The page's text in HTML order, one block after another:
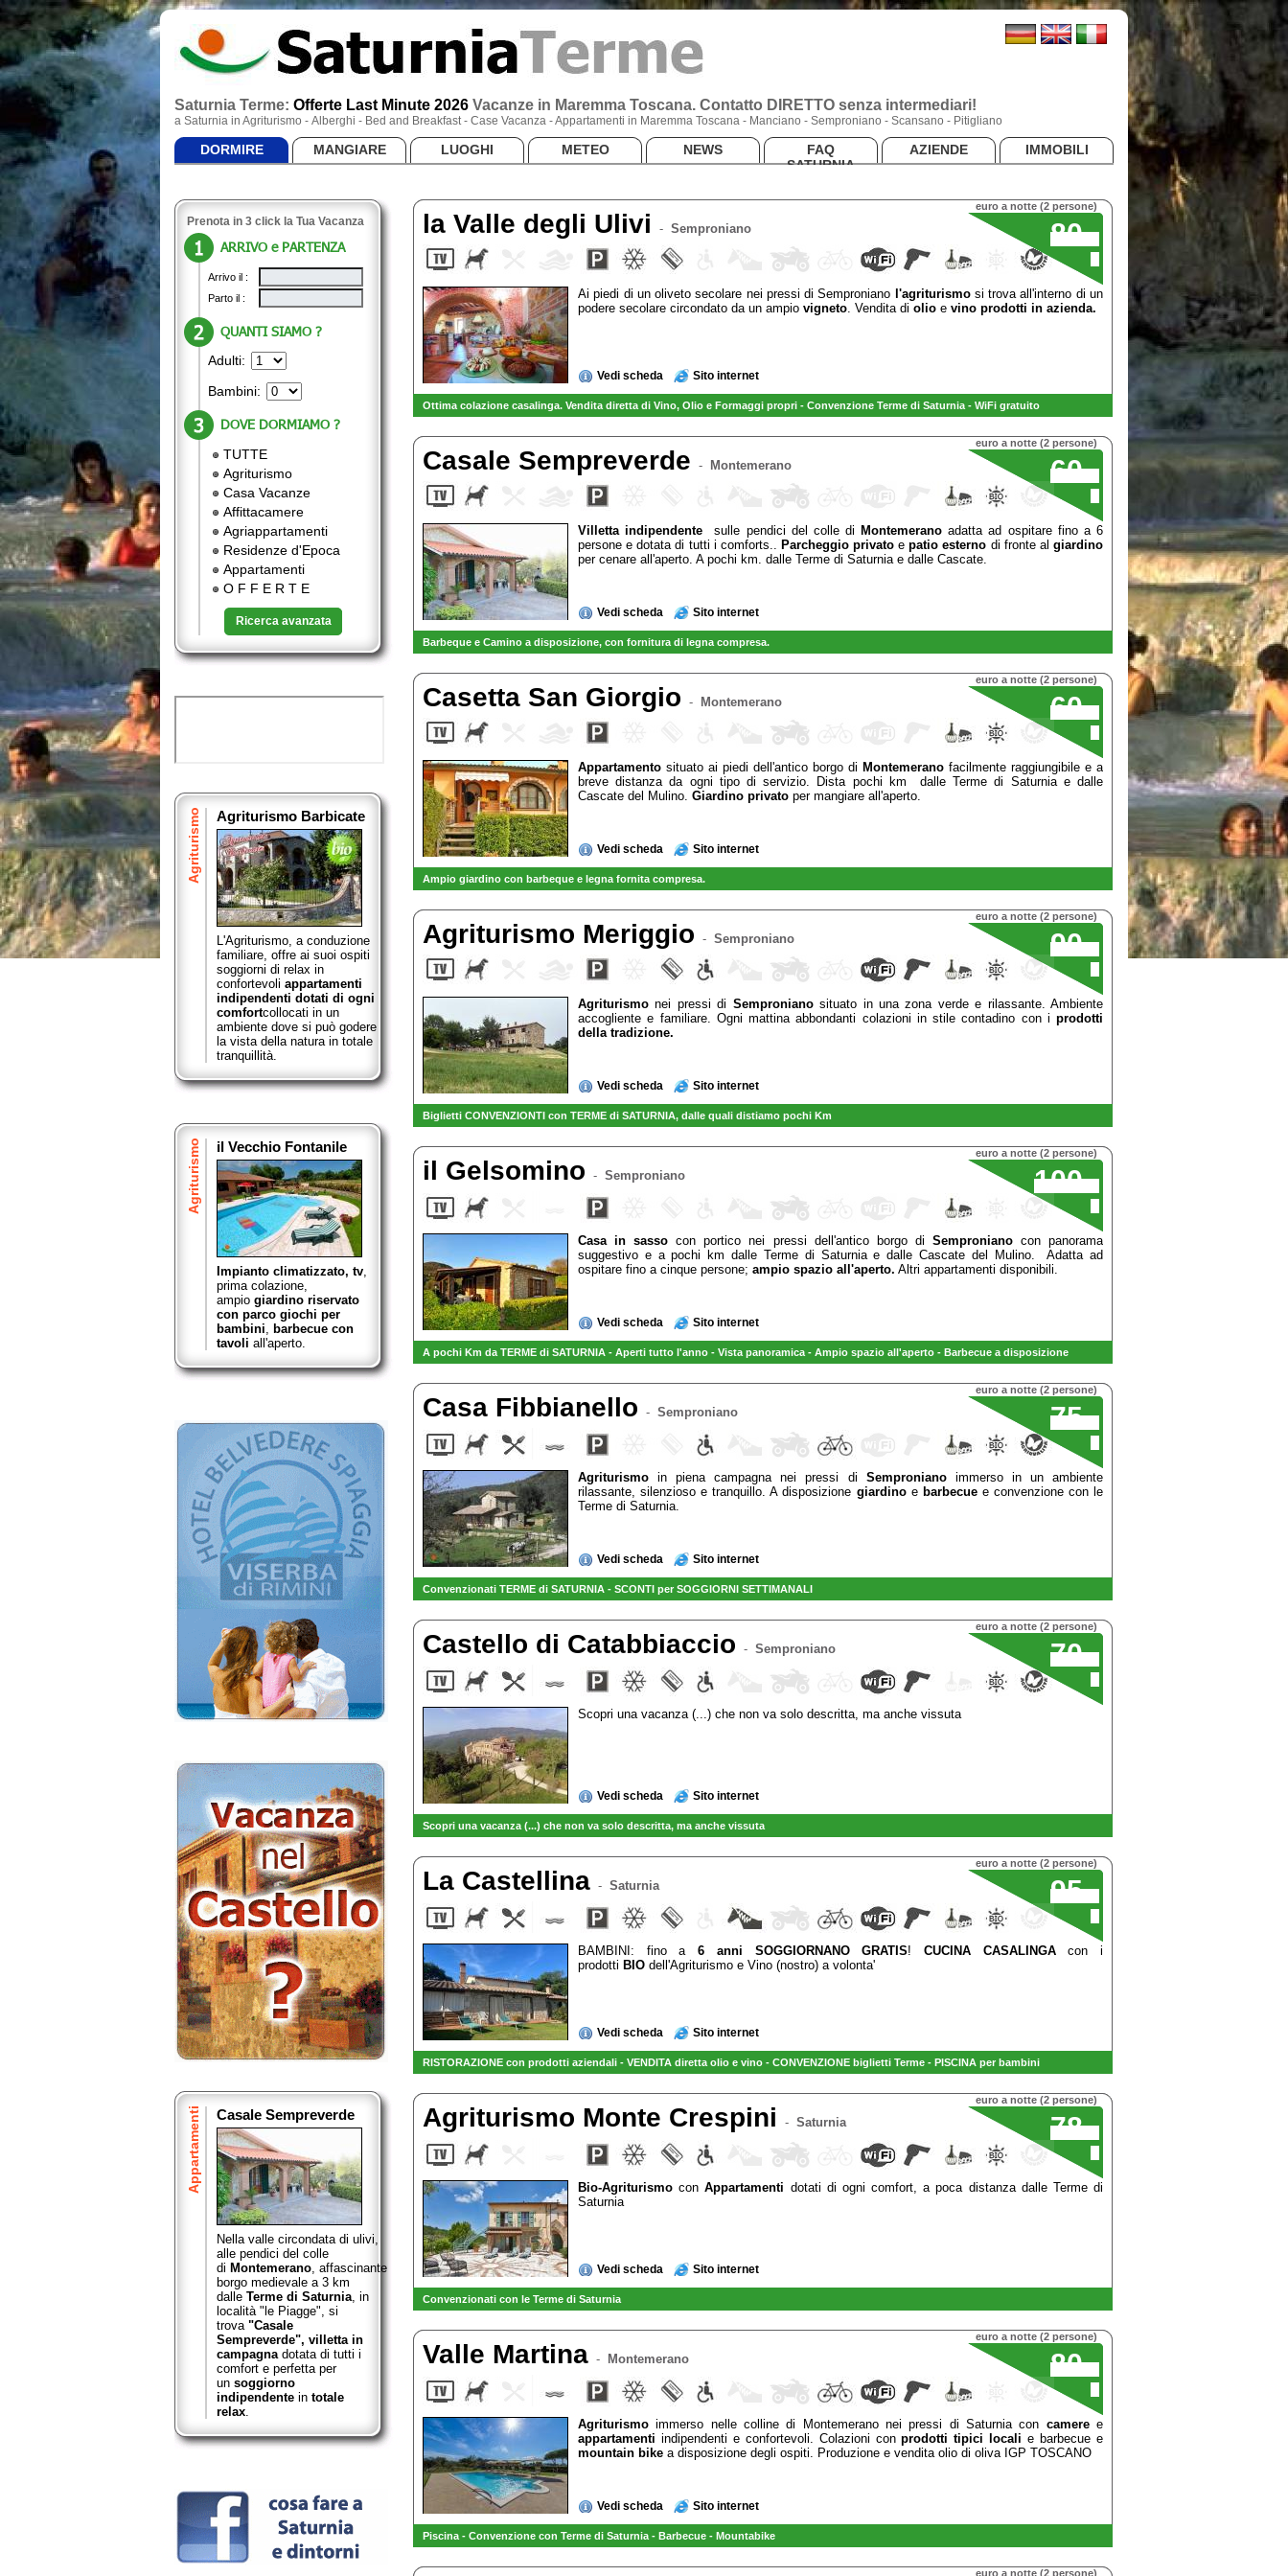
Saturnia Terme: Offerte Last Minute 2026 Vacanze in Maremma Toscana. Contatto DIRETTO senza intermediari!
a Saturnia in Agriturismo - Alberghi - Bed and Breakfast - Case Vacanza - Appartamenti in Maremma Toscana - Manciano - Semproniano - Scansano - Pitigliano
DORMIRE MANGIARE LUOGHI METEO NEWS
FAQ
SATURNIA
AZIENDE IMMOBILI
Prenota in 3 click la Tua Vacanza
ARRIVO e PARTENZA
Arrivo il :
Parto il :
QUANTI SIAMO ?
Adulti:
Bambini:
DOVE DORMIAMO ?
TUTTE
Agriturismo
Casa Vacanze
Affittacamere
Agriappartamenti
Residenze d'Epoca
Appartamenti
O F F E R T E
Ricerca avanzata
Agriturismo Agriturismo Barbicate
L'Agriturismo, a conduzione
familiare, offre ai suoi ospiti
soggiorni di relax in
confortevoli appartamenti
indipendenti dotati di ogni
comfortcollocati in un
ambiente dove si può godere
la vista della natura in totale
tranquillità.
Agriturismo il Vecchio Fontanile
Impianto climatizzato, tv,
prima colazione,
ampio giardino riservato
con parco giochi per
bambini, barbecue con
tavoli all'aperto.
Appartamenti Casale Sempreverde
Nella valle circondata di ulivi,
alle pendici del colle
di Montemerano, affascinante
borgo medievale a 3 km
dalle Terme di Saturnia, in
località "le Piagge", si
trova "Casale
Sempreverde", villetta in
campagna dotata di tutti i
comfort e perfetta per
un soggiorno
indipendente in totale
relax.
80
euro a notte (2 persone)
la Valle degli Ulivi - Semproniano
Ai piedi di un oliveto secolare nei pressi di Semproniano l'agriturismo si trova all'interno di un
podere secolare circondato da un ampio vigneto. Vendita di olio e vino prodotti in azienda.
Vedi scheda Sito internet
Ottima colazione casalinga. Vendita diretta di Vino, Olio e Formaggi propri - Convenzione Terme di Saturnia - WiFi gratuito
60
euro a notte (2 persone)
Casale Sempreverde - Montemerano
Villetta indipendente sulle pendici del colle di Montemerano adatta ad ospitare fino a 6
persone e dotata di tutti i comforts.. Parcheggio privato epatio esterno di fronte algiardino
per cenare all'aperto. A pochi km. dalle Terme di Saturnia e dalle Cascate.
Vedi scheda Sito internet
Barbeque e Camino a disposizione, con fornitura di legna compresa.
60
euro a notte (2 persone)
Casetta San Giorgio - Montemerano
Appartamento situato ai piedi dell'antico borgo di Montemerano facilmente raggiungibile e a
breve distanza da ogni tipo di servizio. Dista pochi km dalle Terme di Saturnia e dalle
Cascate del Mulino. Giardino privato per mangiare all'aperto.
Vedi scheda Sito internet
Ampio giardino con barbeque e legna fornita compresa.
90
euro a notte (2 persone)
Agriturismo Meriggio - Semproniano
Agriturismonei pressi di Sempronianosituato in una zona verde e rilassante. Ambiente
accogliente e familiare. Ogni mattina abbondanti colazioni in stile contadino con i prodotti
della tradizione.
Vedi scheda Sito internet
Biglietti CONVENZIONTI con TERME di SATURNIA, dalle quali distiamo pochi Km
100
euro a notte (2 persone)
il Gelsomino - Semproniano
Casa in sasso con portico nei pressi dell'antico borgo di Semproniano con panorama
suggestivo e a pochi km dalle Terme di Saturnia e dalle Cascate del Mulino. Adatta ad
ospitare fino a cinque persone; ampio spazio all'aperto. Altri appartamenti disponibili.
Vedi scheda Sito internet
A pochi Km da TERME di SATURNIA - Aperti tutto l'anno - Vista panoramica - Ampio spazio all'aperto - Barbecue a disposizione
75
euro a notte (2 persone)
Casa Fibbianello - Semproniano
Agriturismoin piena campagna nei pressi di Semproniano immerso in un ambiente
rilassante, silenzioso e tranquillo. A disposizione giardino e barbecue e convenzione con le
Terme di Saturnia.
Vedi scheda Sito internet
Convenzionati TERME di SATURNIA - SCONTI per SOGGIORNI SETTIMANALI
70
euro a notte (2 persone)
Castello di Catabbiaccio - Semproniano
Scopri una vacanza (...) che non va solo descritta, ma anche vissuta
Vedi scheda Sito internet
Scopri una vacanza (...) che non va solo descritta, ma anche vissuta
95
euro a notte (2 persone)
La Castellina - Saturnia
BAMBINI: fino a6 anni SOGGIORNANO GRATIS! CUCINA CASALINGAcon i
prodotti BIO dell'Agriturismo e Vino (nostro) a volonta'
Vedi scheda Sito internet
RISTORAZIONE con prodotti aziendali - VENDITA diretta olio e vino - CONVENZIONE biglietti Terme - PISCINA per bambini
78
euro a notte (2 persone)
Agriturismo Monte Crespini - Saturnia
Bio-Agriturismo conAppartamenti dotati di ogni comfort, a poca distanza dalle Terme di
Saturnia
Vedi scheda Sito internet
Convenzionati con le Terme di Saturnia
80
euro a notte (2 persone)
Valle Martina - Montemerano
Agriturismoimmerso nelle colline di Montemerano nei pressi di Saturnia con cameree
appartamenti indipendenti e confortevoli. Colazioni conprodotti tipici localie barbecue e
mountain bike a disposizione degli ospiti. Produzione e vendita olio di oliva IGP TOSCANO
Vedi scheda Sito internet
Piscina - Convenzione con Terme di Saturnia - Barbecue - Mountabike
euro a notte (2 persone)